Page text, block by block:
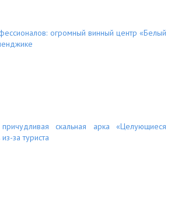
огромный винный центр «Белый
скальная арка «Целующиеся
за туриста